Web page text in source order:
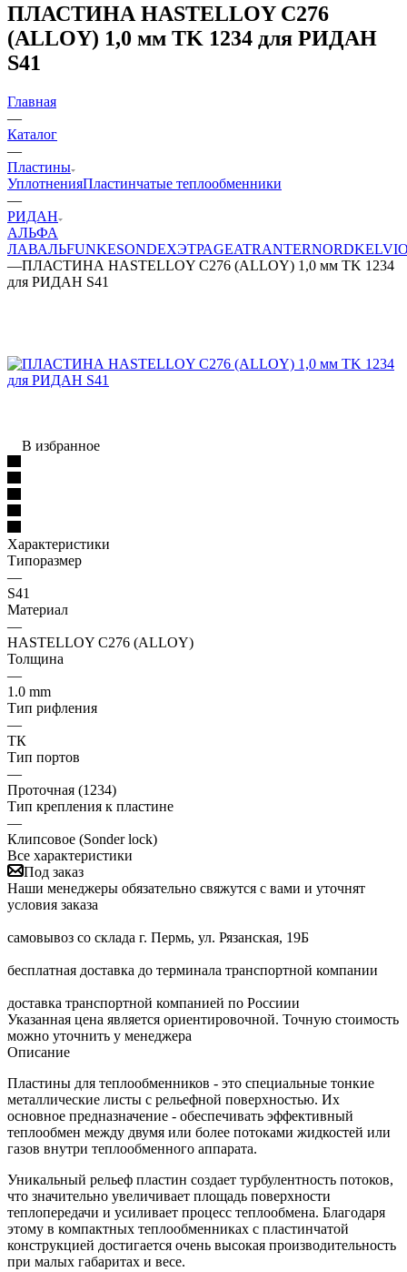
ПЛАСТИНА HASTELLOY C276
(ALLOY) 1,0 мм TK 1234 для РИДАН
S41
Главная
—
Каталог
—
Пластины
УплотненияПластинчатые теплообменники
—
РИДАН
АЛЬФА
ЛАВАЛЬFUNKESONDEXЭТРАGEATRANTERNORD
—ПЛАСТИНА HASTELLOY C276 (ALLOY) 1,0 мм TK 1234
для РИДАН S41
В избранное
Характеристики
Типоразмер
—
S41
Материал
—
HASTELLOY C276 (ALLOY)
Толщина
—
1.0 mm
Тип рифления
—
ТК
Тип портов
—
Проточная (1234)
Тип крепления к пластине
—
Клипсовое (Sonder lock)
Все характеристики
Под заказ
Наши менеджеры обязательно свяжутся с вами и уточнят
условия заказа
самовывоз со склада г. Пермь, ул. Рязанская, 19Б
бесплатная доставка до терминала транспортной компании
доставка транспортной компанией по Россиии
Указанная цена является ориентировочной. Точную стоимость
можно уточнить у менеджера
Описание
Пластины для теплообменников - это специальные тонкие
металлические листы с рельефной поверхностью. Их
основное предназначение - обеспечивать эффективный
теплообмен между двумя или более потоками жидкостей или
газов внутри теплообменного аппарата.
Уникальный рельеф пластин создает турбулентность потоков,
что значительно увеличивает площадь поверхности
теплопередачи и усиливает процесс теплообмена. Благодаря
этому в компактных теплообменниках с пластинчатой
конструкцией достигается очень высокая производительность
при малых габаритах и весе.